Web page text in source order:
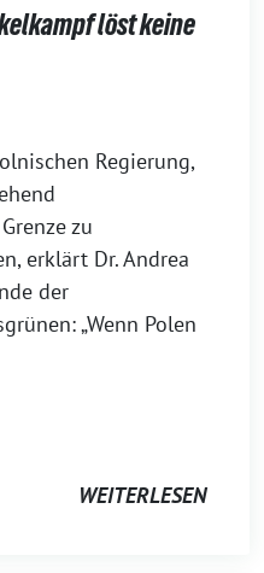
löst keine
Regierung,
zu
erklärt Dr. Andrea
der
„Wenn Polen
WEITERLESEN